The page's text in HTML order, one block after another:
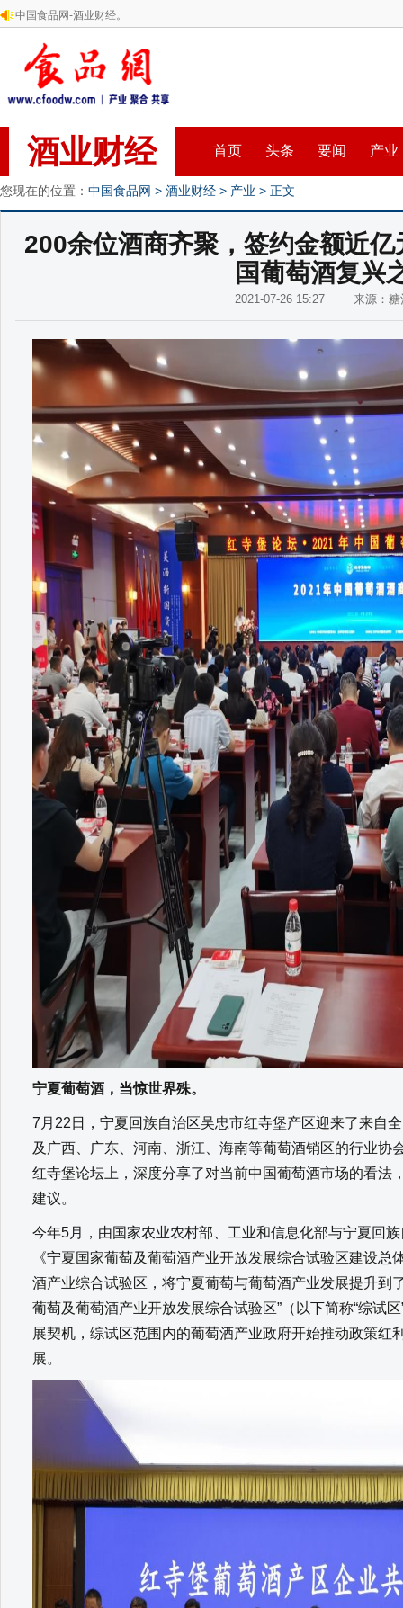
中国食品网-酒业财经。
酒业财经 首页 头条 要闻 产业
您现在的位置： 中国食品网 > 酒业财经 > 产业 > 正文
200余位酒商齐聚，签约金额近
国葡萄酒复兴
2021-07-26 15:27 来源：糖
宁夏葡萄酒，当惊世界殊。
7月22日，宁夏回族自治区吴忠市红寺堡产区迎来了来自
及广西、广东、河南、浙江、海南等葡萄酒销区的行业协
红寺堡论坛上，深度分享了对当前中国葡萄酒市场的看法
建议。
今年5月，由国家农业农村部、工业和信息化部与宁夏回
《宁夏国家葡萄及葡萄酒产业开放发展综合试验区建设
酒产业综合试验区，将宁夏葡萄与葡萄酒产业发展提升到
葡萄及葡萄酒产业开放发展综合试验区”（以下简称“综试
展契机，综试区范围内的葡萄酒产业政府开始推动政策红
展。